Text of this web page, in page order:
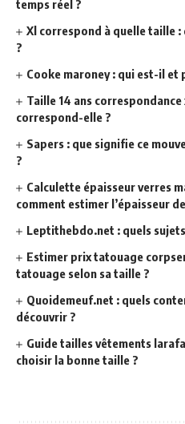
temps réel ?
Xl correspond à quelle taille
?
Cooke maroney : qui est-il et
Taille 14 ans
correspond-elle ?
Sapers : que signifie ce
?
Calculette épaisseur verres
comment estimer l’épaisseur
Leptithebdo.net : quels
Estimer prix tatouage
tatouage selon sa taille ?
Quoidemeuf.net : quels
découvrir ?
Guide tailles vêtements
choisir la bonne taille ?